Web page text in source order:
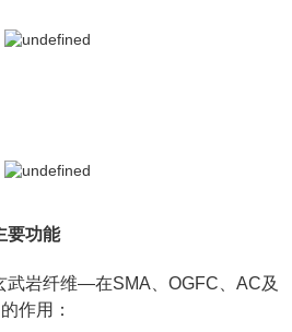
、OGFC、AC及
作用：